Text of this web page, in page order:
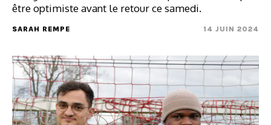
être optimiste avant le retour ce samedi.
SARAH REMPE 14 JUIN 2024